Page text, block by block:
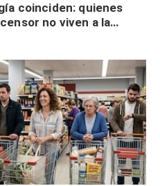
coinciden: quienes
no viven a la
social